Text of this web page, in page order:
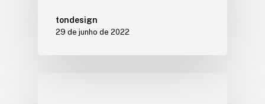
tondesign
29 de junho de 2022